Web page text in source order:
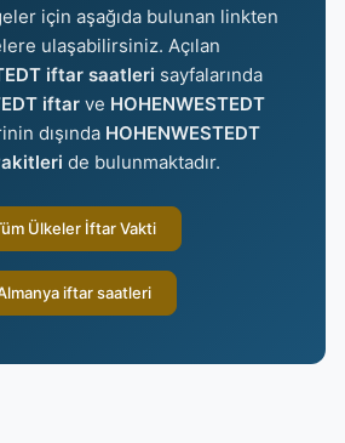
için aşağıda bulunan linkten
ulaşabilirsiniz. Açılan
iftar saatleri sayfalarında
iftar ve HOHENWESTEDT
dışında HOHENWESTEDT
de bulunmaktadır.
Ülkeler İftar Vakti
iftar saatleri